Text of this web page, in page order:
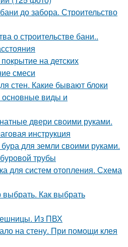
до забора. Строительство
о строительстве бани..
на детских
смеси
стен. Какие бывают блоки
основные виды и
двери своими руками.
инструкция
для земли своими руками.
трубы
для систем отопления. Схема
Как выбрать
Из ПВХ
на стену. При помощи клея